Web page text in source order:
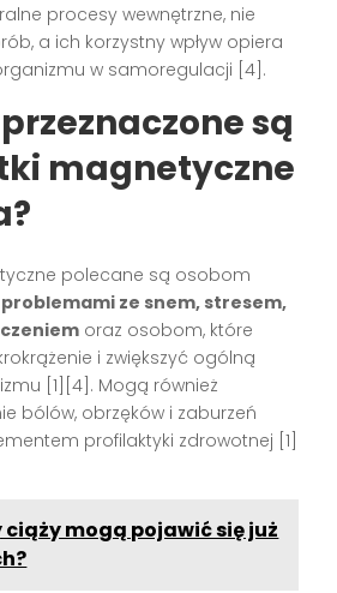
procesy wewnętrzne, nie
a ich korzystny wpływ opiera
w samoregulacji [4] .
są
magnetyczne
polecane są osobom
problemami ze snem, stresem,
oraz osobom, które
i zwiększyć ogólną
[1][4] . Mogą również
bólów, obrzęków i zaburzeń
profilaktyki zdrowotnej [1]
mogą pojawić się już